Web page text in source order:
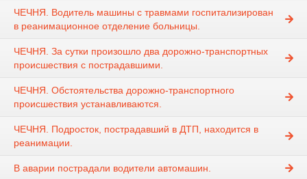
ЧЕЧНЯ. Водитель машины с травмами госпитализирован
в реанимационное отделение больницы.
ЧЕЧНЯ. За сутки произошло два дорожно-транспортных
происшествия с пострадавшими.
ЧЕЧНЯ. Обстоятельства дорожно-транспортного
происшествия устанавливаются.
ЧЕЧНЯ. Подросток, пострадавший в ДТП, находится в
реанимации.
В аварии пострадали водители автомашин.